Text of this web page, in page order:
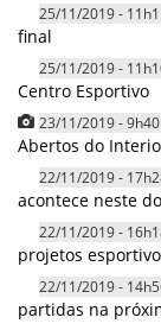
25/11/2019 -
final
25/11/2019 -
Centro Esportivo
23/11/2019 - 9h40
Abertos do
22/11/2019 -
acontece neste
22/11/2019 -
projetos
22/11/2019 -
partidas na